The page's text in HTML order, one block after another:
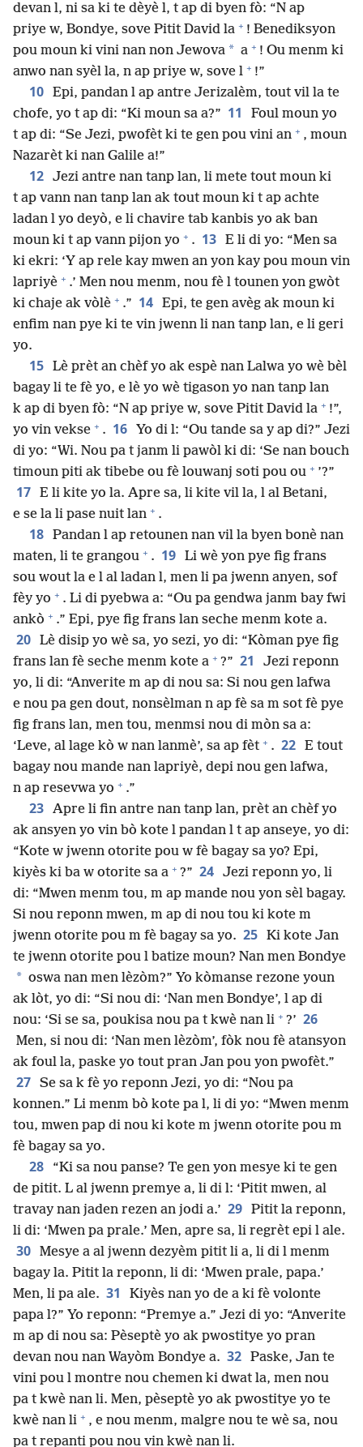
devan l, ni sa ki te dèyè l, t ap di byen fò: “N ap
priye w, Bondye, sove Pitit David la + ! Benediksyon
pou moun ki vini nan non Jewova * a + ! Ou menm ki
anwo nan syèl la, n ap priye w, sove l + !”
10 Epi, pandan l ap antre Jerizalèm, tout vil la te
chofe, yo t ap di: “Ki moun sa a?” 11
Foul moun yo
t ap di: “Se Jezi, pwofèt ki te gen pou vini an + , moun
Nazarèt ki nan Galile a!”
12 Jezi antre nan tanp lan, li mete tout moun ki
t ap vann nan tanp lan ak tout moun ki t ap achte
ladan l yo deyò, e li chavire tab kanbis yo ak ban
moun ki t ap vann pijon yo + . 13 E li di yo: “Men sa
ki ekri: ‘Y ap rele kay mwen an yon kay pou moun vin
lapriyè + .’ Men nou menm, nou fè l tounen yon gwòt
ki chaje ak vòlè + .” 14 Epi, te gen avèg ak moun ki
enfim nan pye ki te vin jwenn li nan tanp lan, e li geri
yo.
15 Lè prèt an chèf yo ak espè nan Lalwa yo wè bèl
bagay li te fè yo, e lè yo wè tigason yo nan tanp lan
k ap di byen fò: “N ap priye w, sove Pitit David la + !”,
yo vin vekse + . 16
Yo di l: “Ou tande sa y ap di?” Jezi
di yo: “Wi. Nou pa t janm li pawòl ki di: ‘Se nan bouch
timoun piti ak tibebe ou fè louwanj soti pou ou + ’?”
17 E li kite yo la. Apre sa, li kite vil la, l al Betani,
e se la li pase nuit lan + .
18 Pandan l ap retounen nan vil la byen bonè nan
maten, li te grangou + . 19 Li wè yon pye fig frans
sou wout la e l al ladan l, men li pa jwenn anyen, sof
fèy yo + . Li di pyebwa a: “Ou pa gendwa janm bay fwi
ankò + .” Epi, pye fig frans lan seche menm kote a.
20 Lè disip yo wè sa, yo sezi, yo di: “Kòman pye fig
frans lan fè seche menm kote a + ?” 21
Jezi reponn
yo, li di: “Anverite m ap di nou sa: Si nou gen lafwa
e nou pa gen dout, nonsèlman n ap fè sa m sot fè pye
fig frans lan, men tou, menmsi nou di mòn sa a:
‘Leve, al lage kò w nan lanmè’, sa ap fèt + . 22 E tout
bagay nou mande nan lapriyè, depi nou gen lafwa,
n ap resevwa yo + .”
23 Apre li fin antre nan tanp lan, prèt an chèf yo
ak ansyen yo vin bò kote l pandan l t ap anseye, yo di:
“Kote w jwenn otorite pou w fè bagay sa yo? Epi,
kiyès ki ba w otorite sa a + ?” 24 Jezi reponn yo, li
di: “Mwen menm tou, m ap mande nou yon sèl bagay.
Si nou reponn mwen, m ap di nou tou ki kote m
jwenn otorite pou m fè bagay sa yo. 25 Ki kote Jan
te jwenn otorite pou l batize moun? Nan men Bondye
* oswa nan men lèzòm?” Yo kòmanse rezone youn
ak lòt, yo di: “Si nou di: ‘Nan men Bondye’, l ap di
nou: ‘Si se sa, poukisa nou pa t kwè nan li + ?’ 26
Men, si nou di: ‘Nan men lèzòm’, fòk nou fè atansyon
ak foul la, paske yo tout pran Jan pou yon pwofèt.”
27 Se sa k fè yo reponn Jezi, yo di: “Nou pa
konnen.” Li menm bò kote pa l, li di yo: “Mwen menm
tou, mwen pap di nou ki kote m jwenn otorite pou m
fè bagay sa yo.
28
“Ki sa nou panse? Te gen yon mesye ki te gen
de pitit. L al jwenn premye a, li di l: ‘Pitit mwen, al
travay nan jaden rezen an jodi a.’ 29 Pitit la reponn,
li di: ‘Mwen pa prale.’ Men, apre sa, li regrèt epi l ale.
30 Mesye a al jwenn dezyèm pitit li a, li di l menm
bagay la. Pitit la reponn, li di: ‘Mwen prale, papa.’
Men, li pa ale. 31
Kiyès nan yo de a ki fè volonte
papa l?” Yo reponn: “Premye a.” Jezi di yo: “Anverite
m ap di nou sa: Pèseptè yo ak pwostitye yo pran
devan nou nan Wayòm Bondye a. 32 Paske, Jan te
vini pou l montre nou chemen ki dwat la, men nou
pa t kwè nan li. Men, pèseptè yo ak pwostitye yo te
kwè nan li + , e nou menm, malgre nou te wè sa, nou
pa t repanti pou nou vin kwè nan li.